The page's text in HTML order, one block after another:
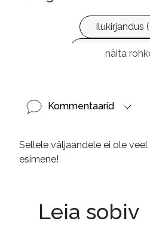
Ilukirjandus
Krimi ja
näita
Kommentaarid
Sellele väljaandele ei ole
esimene!
Leia sobiv